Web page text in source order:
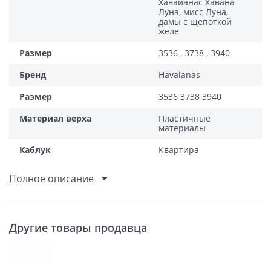
Луна, мисс Луна,
дамы с щепоткой
желе
Размер
3536 , 3738 , 3940
Бренд
Havaianas
Размер
3536 3738 3940
Материал верха
Пластичные
материалы
Каблук
Квартира
Полное описание
Другие товары продавца